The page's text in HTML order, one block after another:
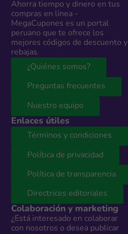
Ahorra tiempo y dinero en tus
compras en línea -
MegaCupones es un portal
peruano que te ofrece los
mejores códigos de descuento y
rebajas.
¿Quiénes somos?
Preguntas frecuentes
Nuestro equipo
Enlaces útiles
Términos y condiciones
Política de privacidad
Política de transparencia
Directrices editoriales
Colaboración y marketing
¿Está interesado en colaborar
con nosotros o desea publicar